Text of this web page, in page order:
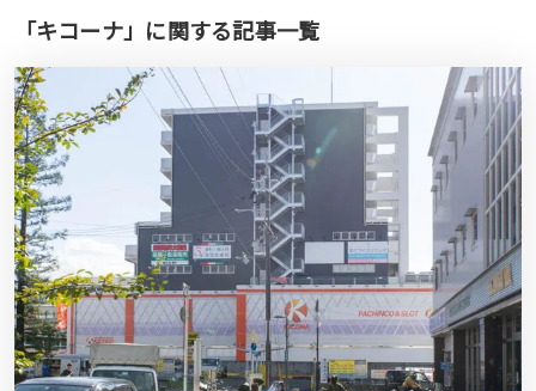
「キコーナ」に関する記事一覧